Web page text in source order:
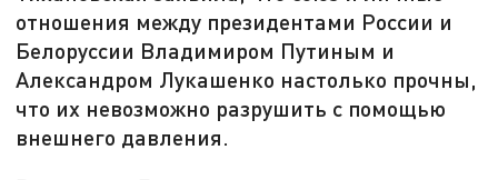
отношения между президентами России и
Белоруссии Владимиром Путиным и
Александром Лукашенко настолько прочны,
что их невозможно разрушить с помощью
внешнего давления.